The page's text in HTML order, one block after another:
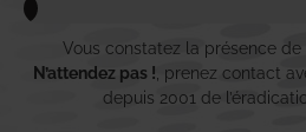
Vous constatez la présence de
N’attendez pas ! , prenez contact
depuis 2001 de